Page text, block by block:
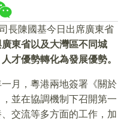
長陳國基今日出席廣東省
東省以及大灣區不同城
才優勢轉化為發展優勢。
月，粵港兩地簽署《關於
並在協調機制下召開第一
交流等多方面的工作，加